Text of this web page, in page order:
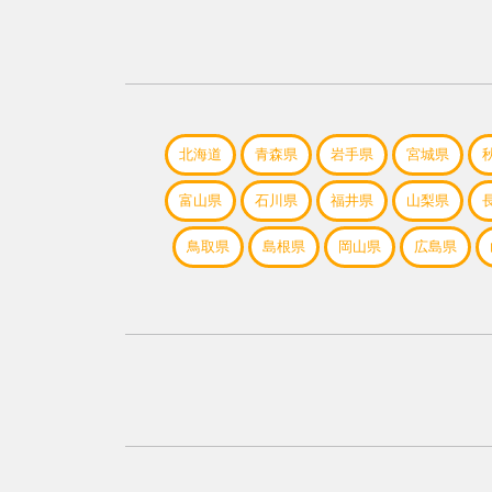
北海道 青森県 岩手県 宮城県
富山県 石川県 福井県 山梨県
鳥取県 島根県 岡山県 広島県